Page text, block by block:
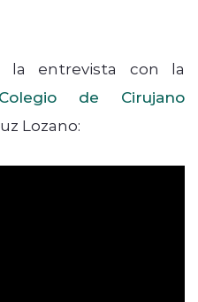
la entrevista con la
Colegio de Cirujano
Lozano: